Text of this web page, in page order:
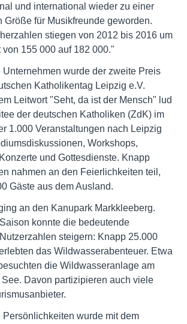
und international wieder zu einer
Größe für Musikfreunde geworden.
stiegen von 2012 bis 2016 um
von 155 000 auf 182 000."
Unternehmen wurde der zweite Preis
Katholikentag Leipzig e.V.
Leitwort "Seht, da ist der Mensch" lud
der deutschen Katholiken (ZdK) im
1.000 Veranstaltungen nach Leipzig
Workshops,
und Gottesdienste. Knapp
nahmen an den Feierlichkeiten teil,
Gäste aus dem Ausland.
an den Kanupark Markkleeberg.
konnte die bedeutende
steigern: Knapp 25.000
das Wildwasserabenteuer. Etwa
die Wildwasseranlage am
Davon partizipieren auch viele
Persönlichkeiten wurde mit dem